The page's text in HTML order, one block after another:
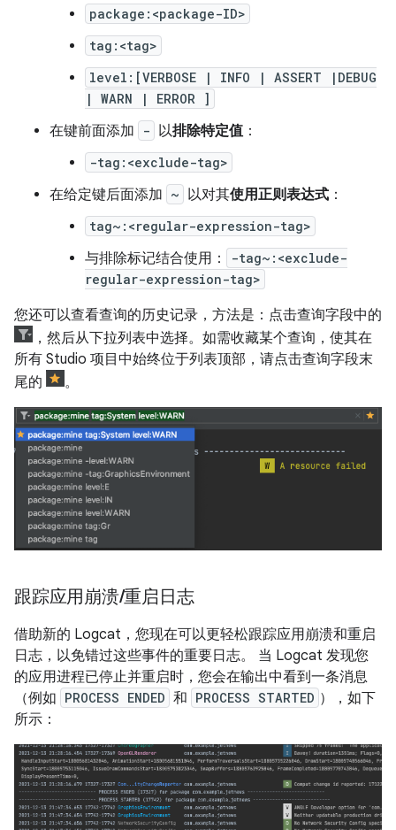
package:<package-ID>
tag:<tag>
level:[VERBOSE | INFO | ASSERT |DEBUG
| WARN | ERROR ]
在键前面添加 - 以排除特定值：
-tag:<exclude-tag>
在给定键后面添加 ~ 以对其使用正则表达式 ：
tag~:<regular-expression-tag>
与排除标记结合使用：
-tag~:<exclude-
regular-expression-tag>
您还可以查看查询的历史记录，方法是：点击查询字段中的
，然后从下拉列表中选择。如需收藏某个查询，使其在
所有 Studio 项目中始终位于列表顶部，请点击查询字段末
尾的
。
跟踪应用崩溃/重启日志
借助新的 Logcat，您现在可以更轻松跟踪应用崩溃和重启
日志，以免错过这些事件的重要日志。 当 Logcat 发现您
的应用进程已停止并重启时，您会在输出中看到一条消息
（例如 PROCESS ENDED 和 PROCESS STARTED ），如下
所示：